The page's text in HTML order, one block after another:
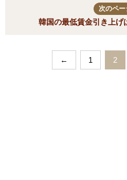
次のペー
韓国の最低賃金引き上げ
← 1 2